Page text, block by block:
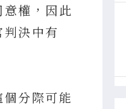
權，因此
決中有
分際可能